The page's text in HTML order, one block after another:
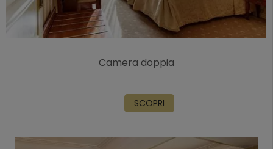
Camera doppia
SCOPRI